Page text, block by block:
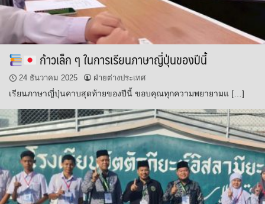
ก้าวเล็ก ๆ ในการเรียนภาษาญี่ปุ่นของปีนี้
24 ธันวาคม 2025 ฝ่ายต่างประเทศ
เรียนภาษาญี่ปุ่นคาบสุดท้ายของปีนี้ ขอบคุณทุกความพยายามแ […]